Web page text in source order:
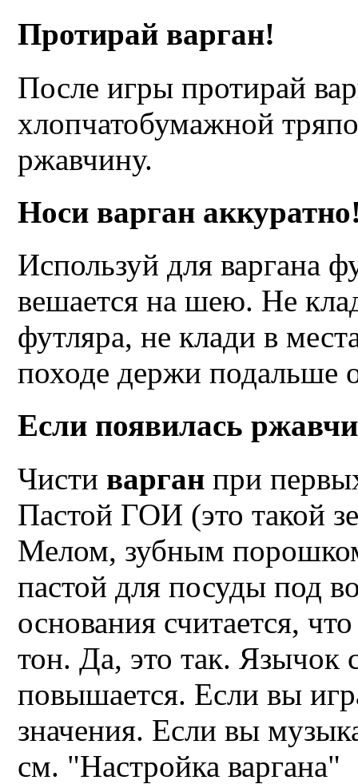
Протирай варган!
После игры протирай
хлопчатобумажной
ржавчину.
Носи варган
Используй для варгана
вешается на шею. Не
футляра, не клади в
походе держи подальше
Если появилась
Чисти варган при
Пастой ГОИ (это такой
Мелом, зубным
пастой для посуды под
основания считается,
тон. Да, это так. Язычок
повышается. Если вы
значения. Если вы
см. "Настройка варгана"